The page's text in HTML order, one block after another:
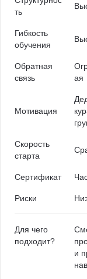
ть
Гибкость
обучения
Обратная
связь
ая
Мотивация
Скорость
старта
Сертификат
Риски
Для чего
подходит?
и